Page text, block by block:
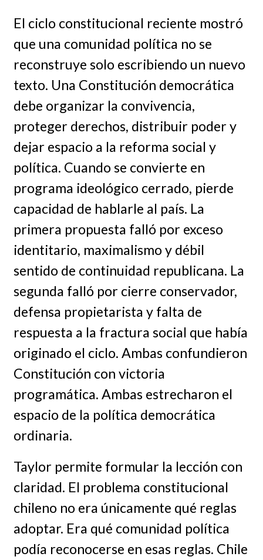
El ciclo constitucional reciente mostró
que una comunidad política no se
reconstruye solo escribiendo un nuevo
texto. Una Constitución democrática
debe organizar la convivencia,
proteger derechos, distribuir poder y
dejar espacio a la reforma social y
política. Cuando se convierte en
programa ideológico cerrado, pierde
capacidad de hablarle al país. La
primera propuesta falló por exceso
identitario, maximalismo y débil
sentido de continuidad republicana. La
segunda falló por cierre conservador,
defensa propietarista y falta de
respuesta a la fractura social que había
originado el ciclo. Ambas confundieron
Constitución con victoria
programática. Ambas estrecharon el
espacio de la política democrática
ordinaria.
Taylor permite formular la lección con
claridad. El problema constitucional
chileno no era únicamente qué reglas
adoptar. Era qué comunidad política
podía reconocerse en esas reglas. Chile